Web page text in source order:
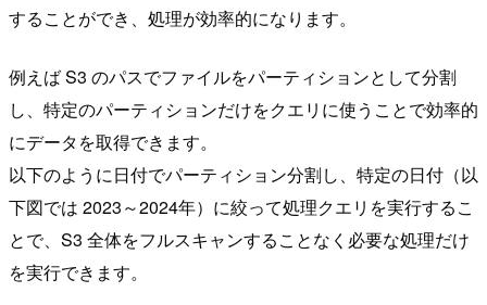
することができ、処理が効率的になります。
例えば S3 のパスでファイルをパーティションとして分割
し、特定のパーティションだけをクエリに使うことで効率的
にデータを取得できます。
以下のように日付でパーティション分割し、特定の日付（以
下図では 2023～2024年）に絞って処理クエリを実行するこ
とで、S3 全体をフルスキャンすることなく必要な処理だけ
を実行できます。